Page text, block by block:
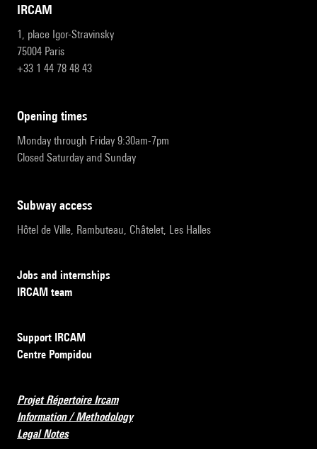
IRCAM
1, place Igor-Stravinsky
75004 Paris
+33 1 44 78 48 43
opening times
Monday through Friday 9:30am-7pm
Closed Saturday and Sunday
subway access
Hôtel de Ville, Rambuteau, Châtelet, Les Halles
Jobs and internships
IRCAM team
Support IRCAM
Centre Pompidou
Projet Répertoire Ircam
Information / Methodology
Legal Notes